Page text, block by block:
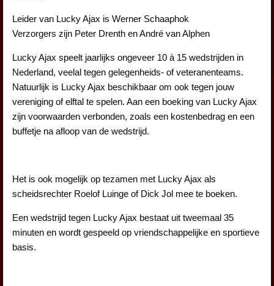
Leider van Lucky Ajax is Werner Schaaphok
Verzorgers zijn Peter Drenth en André van Alphen
Lucky Ajax speelt jaarlijks ongeveer 10 à 15 wedstrijden in
Nederland, veelal tegen gelegenheids- of veteranenteams.
Natuurlijk is Lucky Ajax beschikbaar om ook tegen jouw
vereniging of elftal te spelen. Aan een boeking van Lucky Ajax
zijn voorwaarden verbonden, zoals een kostenbedrag en een
buffetje na afloop van de wedstrijd.
Het is ook mogelijk op tezamen met Lucky Ajax als
scheidsrechter Roelof Luinge of Dick Jol mee te boeken.
Een wedstrijd tegen Lucky Ajax bestaat uit tweemaal 35
minuten en wordt gespeeld op vriendschappelijke en sportieve
basis.